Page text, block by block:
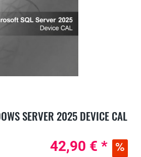
SERVER 2025 DEVICE CAL
42,90 € *